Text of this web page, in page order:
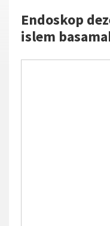
Endoskop
islem